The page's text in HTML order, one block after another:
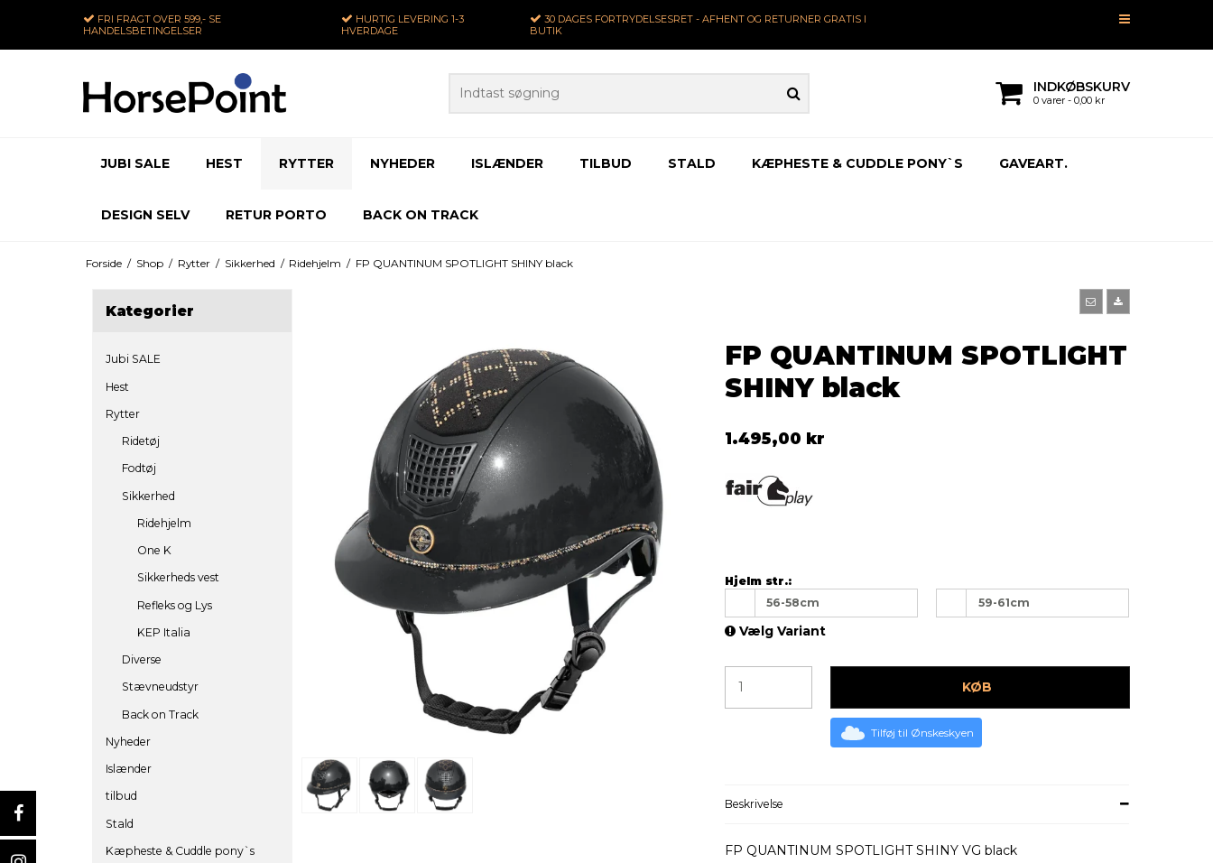
FRI FRAGT OVER 599,- SE
HANDELSBETINGELSER
HURTIG LEVERING 1-3
HVERDAGE
30 DAGESFORTRYDELSESRET - AFHENT OG RETURNER GRATIS I
BUTIK
INDKØBSKURV
0 varer - 0,00 kr
JUBI SALE HEST RYTTER NYHEDER ISLÆNDER TILBUD STALD KÆPHESTE & CUDDLE PONY`S GAVEART.
DESIGN SELV RETUR PORTO BACK ON TRACK
Forside / Shop / Rytter / Sikkerhed / Ridehjelm / FP QUANTINUM SPOTLIGHT SHINY black
Kategorier
Jubi SALE
Hest
Rytter
Ridetøj
Fodtøj
Sikkerhed
Ridehjelm
One K
Sikkerheds vest
Refleks og Lys
KEP Italia
Diverse
Stævneudstyr
Back on Track
Nyheder
Islænder
tilbud
Stald
Kæpheste & Cuddle pony`s
FP QUANTINUM SPOTLIGHT
SHINY black
1.495,00 kr
Hjelm str.:
56-58cm
59-61cm
Vælg Variant
KØB
Tilføj til Ønskeskyen
Beskrivelse
FP QUANTINUM SPOTLIGHT SHINY VG black